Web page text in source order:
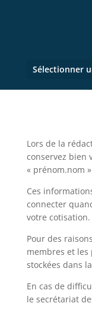
Sélectionner
Lors de la
conservez bien
« prénom.nom
Ces
connecter
votre cotisation.
Pour des
membres et les
stockées dans
En cas de
le secrétariat